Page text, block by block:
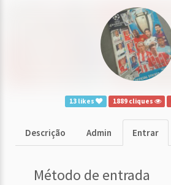
13 likes 1889 cliques
Descrição Admin Entrar
Método de entrada